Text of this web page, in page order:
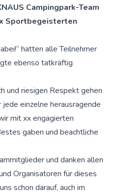
Campingpark-Team
Sportbegeisterten
hatten alle Teilnehmer
ebenso tatkräftig
und riesigen Respekt gehen
einzelne herausragende
mit xx engagierten
gaben und beachtliche
und danken allen
Organisatoren für dieses
schon darauf, auch im